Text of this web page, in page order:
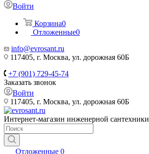
Войти
Корзина0
Отложенные0
info@evrosant.ru
117405, г. Москва, ул. дорожная 60Б
+7 (901) 729-45-74
Заказать звонок
Войти
117405, г. Москва, ул. дорожная 60Б
Интернет-магазин инженерной сантехники
Отложенные 0